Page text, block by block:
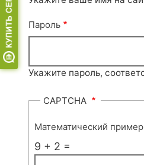
Пароль
Укажите пароль,
CAPTCHA
Математический пример
9 + 2 =